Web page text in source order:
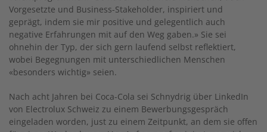
Vorgesetzte und Business-Stakeholder, inspiriert und
geprägt, indem sie mir positive und gelegentlich auch
negative Erfahrungen mit auf den Weg gaben.» Sie sei
ohnehin der Typ, der sich gern laufend selbst reflektiert,
wobei Begegnungen mit unterschiedlichen Menschen
«besonders wichtig» seien.
Nach acht Jahren bei Coca-Cola sei Schnydrig über LinkedIn
von Electrolux Schweiz zu einem Bewerbungsgespräch
eingeladen worden, just zu einem Zeitpunkt, an dem sie offen